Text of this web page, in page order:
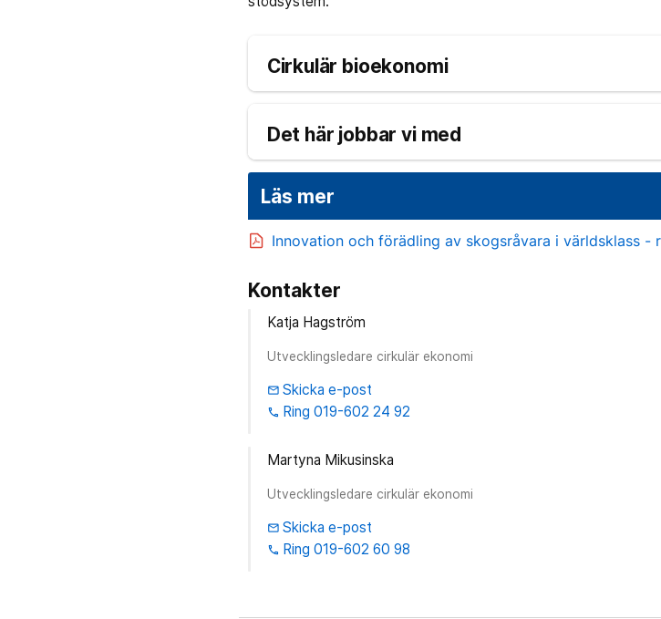
Cirkulär bioekonomi
Det här jobbar vi med
Läs mer
Innovation och förädling av skogsråvara i världsklass -
Kontakter
Katja Hagström
Utvecklingsledare cirkulär ekonomi
email Skicka e-post
phone Ring 019-602 24 92
Martyna Mikusinska
Utvecklingsledare cirkulär ekonomi
email Skicka e-post
phone Ring 019-602 60 98